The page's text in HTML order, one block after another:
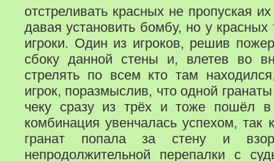
отстреливать красных не пропуская
давая установить бомбу, но у
игроки. Один из игроков, решив
сбоку данной стены и, влетев во
стрелять по всем кто там
игрок, поразмыслив, что одной
чеку сразу из трёх и тоже пошёл в
комбинация увенчалась успехом, так
гранат попала за стену и
непродолжительной перепалки с